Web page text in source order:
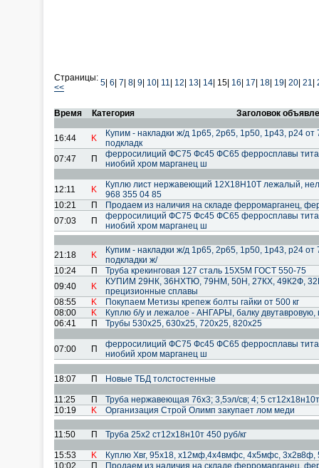
Страницы:
<<
5 6 7 8 9 10 11 12 13 14 15| 16 17 18 19 20 21
Время Категория Заголовок
16:44 K
Купим - накладки ж/д 1р65, 2р65, 1р50, 1р43, р24
подкладк
07:47
П
ферросилиций ФС75 Фс45 ФС65 ферросплавы
ниобий хром марганец ш
12:11 K
Куплю лист нержавеющий 12Х18Н10Т лежалый,
968 355 04 85
10:21
П
Продаем из наличия на складе ферромарганец,
07:03
П
ферросилиций ФС75 Фс45 ФС65 ферросплавы
ниобий хром марганец ш
21:18 K
Купим - накладки ж/д 1р65, 2р65, 1р50, 1р43, р24
подкладки ж/
10:24
П
Труба крекинговая 127 сталь 15Х5М ГОСТ 550-75
09:40
K
КУПИМ 29НК, 36НХТЮ, 79НМ, 50Н, 27КХ, 49К2Ф,
прецизионные сплавы
08:55
K
Покупаем Метизы крепеж болты гайки от 500 кг
08:00
K
Куплю б/у и лежалое - АНГАРЫ, балку двутавровую,
06:41
П Трубы 530х25, 630х25, 720х25, 820х25
07:00 П
ферросилиций ФС75 Фс45 ФС65 ферросплавы
ниобий хром марганец ш
18:07 П Новые ТБД толстостенные
11:25 П
Труба нержавеющая 76х3; 3,5эл/св; 4; 5
10:19
K Организация Строй Олимп закупает лом меди
11:50 П Труба 25х2 ст12х18н10т 450 руб/кг
15:53 K
Куплю Хвг, 95х18, х12мф,4х4вмфс, 4х5мфс, 3х2в8ф,
10:02
П
Продаем из наличия на складе ферромарганец,